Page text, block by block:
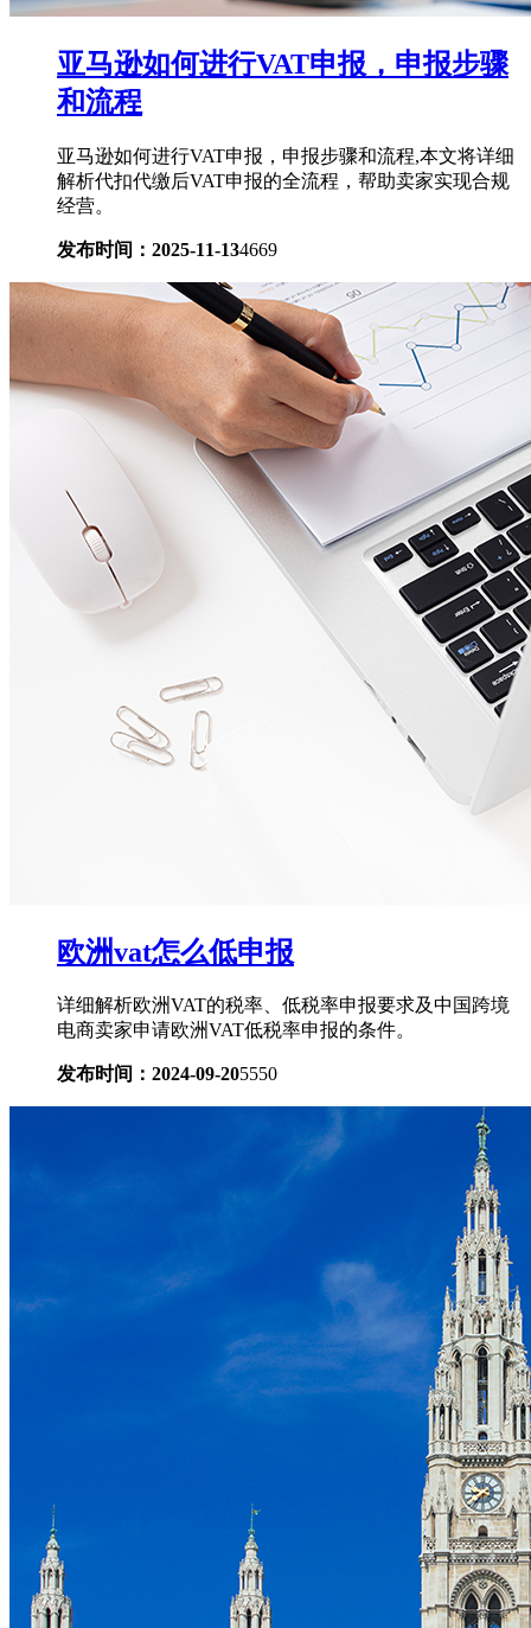
亚马逊如何进行VAT申报，申报步骤
和流程
亚马逊如何进行VAT申报，申报步骤和流程,本文将详细
解析代扣代缴后VAT申报的全流程，帮助卖家实现合规
经营。
发布时间：2025-11-134669
欧洲vat怎么低申报
详细解析欧洲VAT的税率、低税率申报要求及中国跨境
电商卖家申请欧洲VAT低税率申报的条件。
发布时间：2024-09-205550